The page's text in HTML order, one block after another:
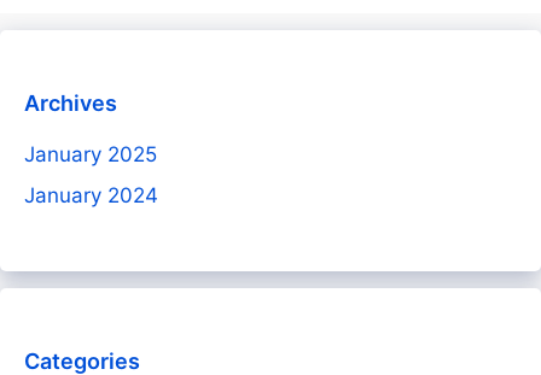
Archives
January 2025
January 2024
Categories